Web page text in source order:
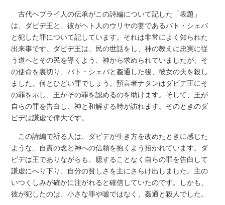
古代ヘブライ人の伝承がこの詩編について記した「表題」
は、ダビデ王と、彼がヘト人のウリヤの妻であるバト・シェバ
と犯した罪について記しています。それは非常によく知られた
出来事です。ダビデ王は、民の世話をし、神の教えに忠実に従
う道へとその民を導くよう、神から求められていましたが、そ
の使命を裏切り、バト・シェバと姦通した後、彼女の夫を殺し
ました。何とひどい罪でしょう。預言者ナタンはダビデ王にそ
の罪を示し、王がその罪を認めるのを助けます。そして、王が
自らの罪を告白し、神と和解する時が訪れます。そのときのダ
ビデは謙虚で偉大です。
この詩編で祈る人は、ダビデが生き方を改めたときに感じた
ような、自責の念と神への信頼を抱くよう招かれています。ダ
ビデは王でありながらも、臆することなく自らの罪を告白して
謙虚にへり下り、自分の貧しさを主にさらけ出しました。主の
いつくしみが確かに注がれると確信していたのです。しかも、
彼が犯したのは、小さな罪や嘘ではなく、姦通と殺人でした。